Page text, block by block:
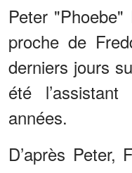
Peter
proche de
derniers jours
été
années.
D’après Peter,